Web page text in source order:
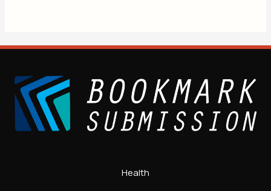
Health